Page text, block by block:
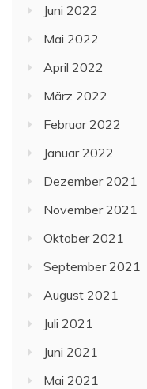
Juni 2022
Mai 2022
April 2022
März 2022
Februar 2022
Januar 2022
Dezember 2021
November 2021
Oktober 2021
September 2021
August 2021
Juli 2021
Juni 2021
Mai 2021